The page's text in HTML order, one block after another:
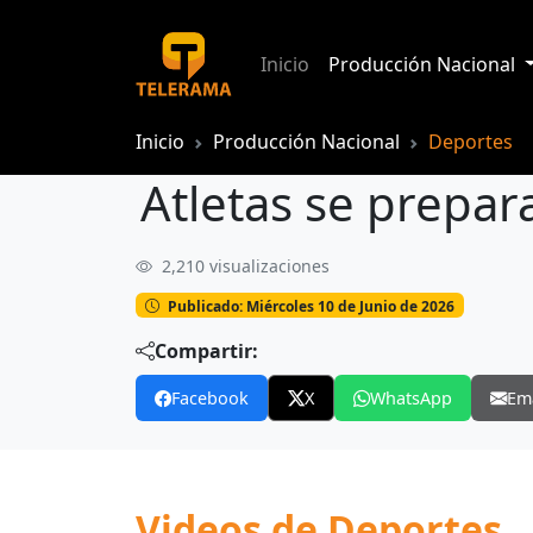
Inicio Producción Nacional
Inicio Producción Nacional Deportes
Atletas se
Atletas se prepara para el
2,210 visualizaciones
Publicado: Miércoles 10 de Junio de 2026
Compartir:
Facebook X WhatsApp